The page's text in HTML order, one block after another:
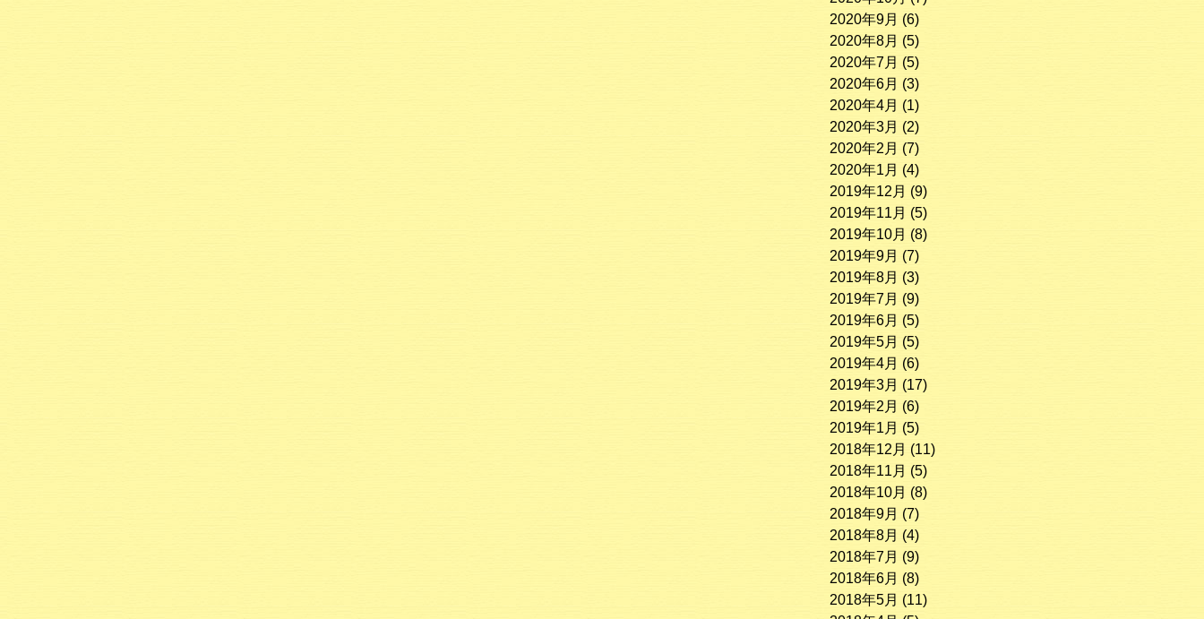
2020年9月 (6)
2020年8月 (5)
2020年7月 (5)
2020年6月 (3)
2020年4月 (1)
2020年3月 (2)
2020年2月 (7)
2020年1月 (4)
2019年12月 (9)
2019年11月 (5)
2019年10月 (8)
2019年9月 (7)
2019年8月 (3)
2019年7月 (9)
2019年6月 (5)
2019年5月 (5)
2019年4月 (6)
2019年3月 (17)
2019年2月 (6)
2019年1月 (5)
2018年12月 (11)
2018年11月 (5)
2018年10月 (8)
2018年9月 (7)
2018年8月 (4)
2018年7月 (9)
2018年6月 (8)
2018年5月 (11)